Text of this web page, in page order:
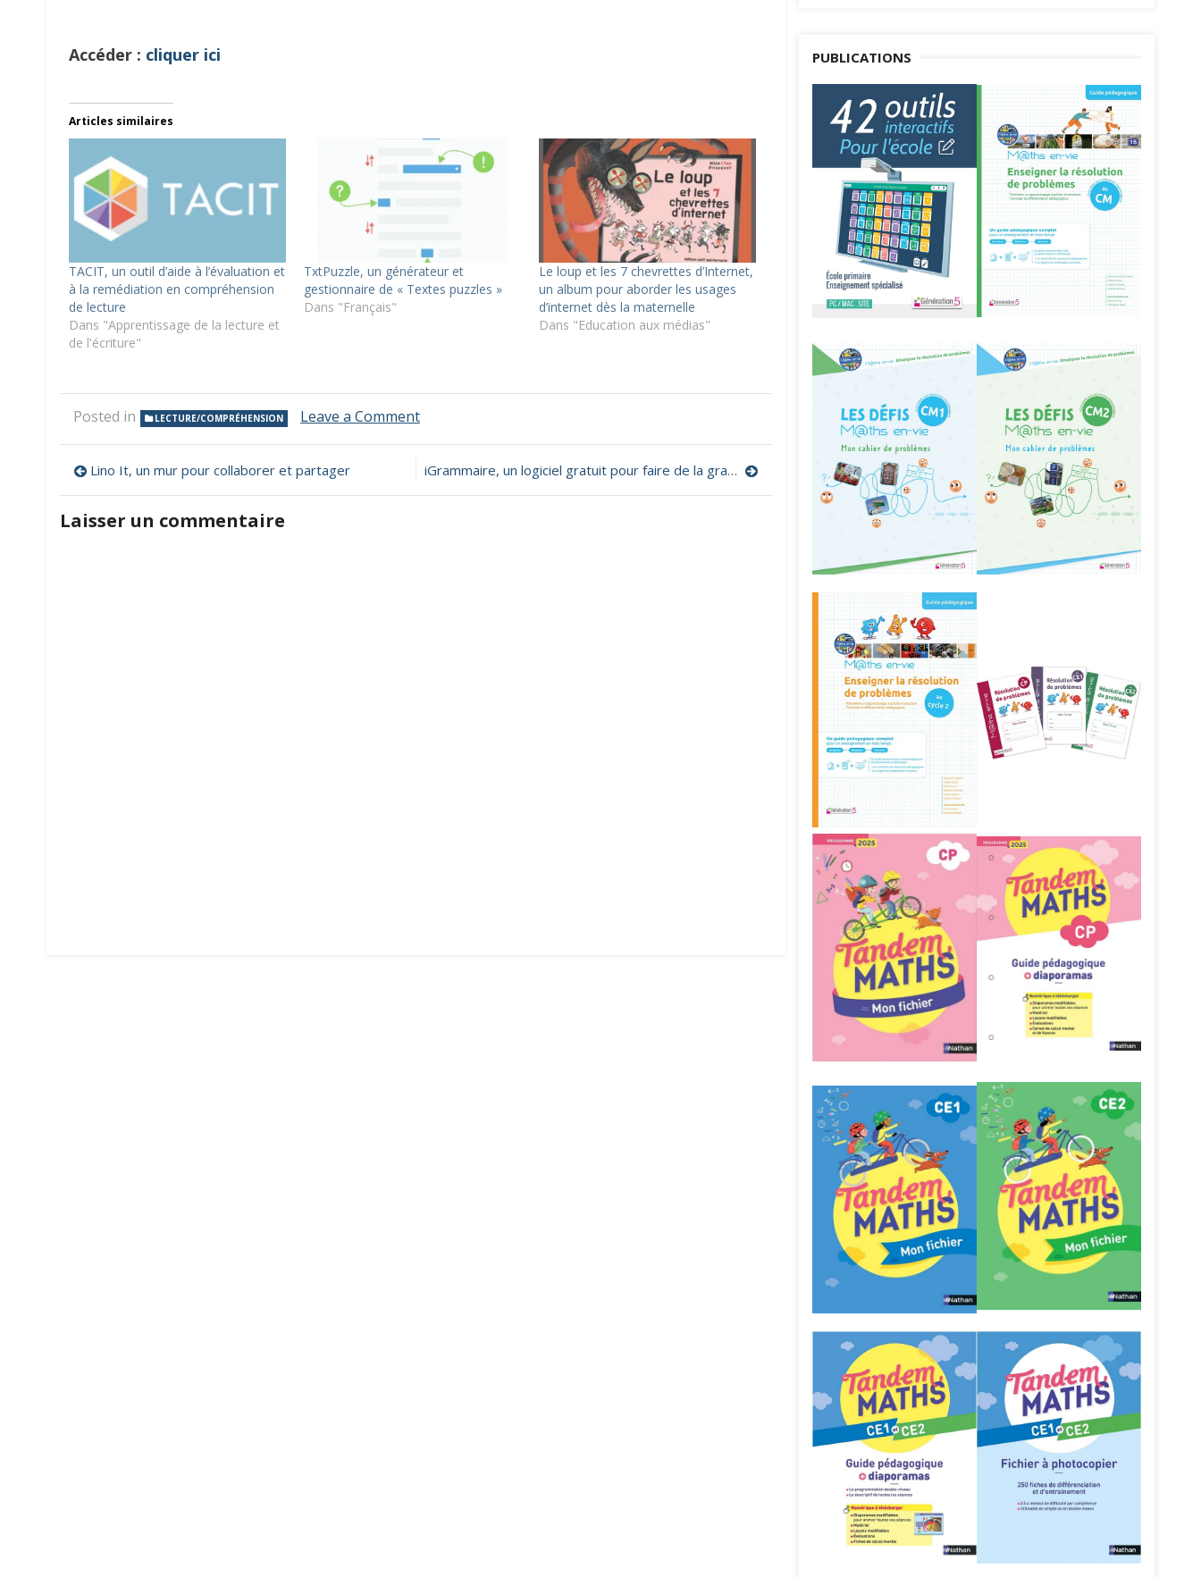
Accéder : cliquer ici
Articles similaires
TACIT, un outil d’aide à l’évaluation et
à la remédiation en compréhension
de lecture
Dans "Apprentissage de la lecture et
de l'écriture"
TxtPuzzle, un générateur et
gestionnaire de « Textes puzzles »
Dans "Français"
Le loup et les 7 chevrettes d’Internet,
un album pour aborder les usages
d’internet dès la maternelle
Dans "Education aux médias"
Posted in LECTURE/COMPRÉHENSION Leave a Commenton
cercle
des
Navigation
de
l’article
Lino It, un mur pour collaborer et partager iGrammaire, un logiciel gratuit pour faire de la grammaire interactive
Laisser un commentaire
PUBLICATIONS